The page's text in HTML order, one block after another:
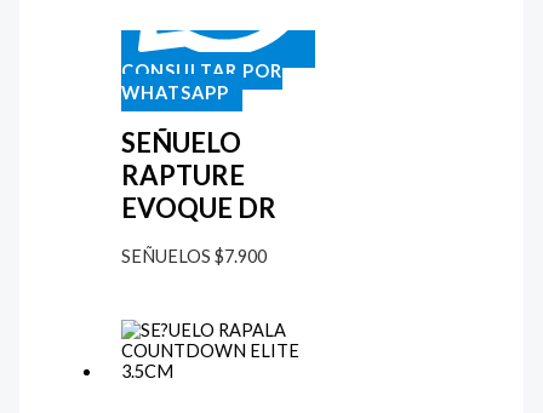
CONSULTAR POR
WHATSAPP
SEÑUELO
RAPTURE
EVOQUE DR
SEÑUELOS $7.900